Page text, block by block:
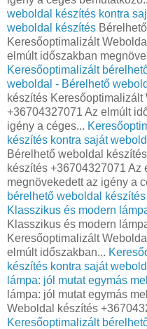
weboldal készítés kontra
weboldal készítés
Keresőoptimalizált
elmúlt időszakban
Keresőoptimalizált
weboldal - Bérelhető
készítés
+36704327071 Az elmúlt
igény a céges...
készítés kontra saját
Bérelhető weboldal
készítés +36704327071 Az
megnövekedett az igény a
bérelhető weboldal
Klasszikus és modern
Klasszikus és modern
Keresőoptimalizált
elmúlt időszakban...
készítés kontra saját
lámpa: jól mutat egymás
lámpa: jól mutat egymás
Weboldal készítés
Keresőoptimalizált